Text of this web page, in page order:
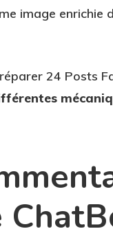
image enrichie
24 Posts